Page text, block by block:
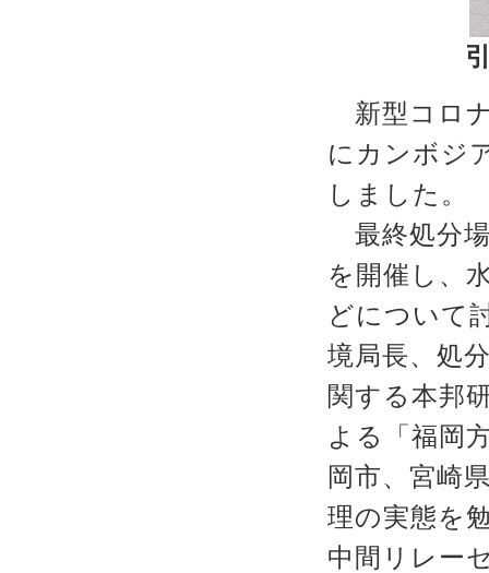
新型コロ
にカンボジ
しました。
最終処分
を開催し、
どについて
境局長、処
関する本邦
よる「福岡
岡市、宮崎
理の実態を
中間リレー